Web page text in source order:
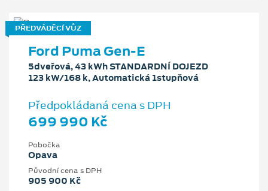
PŘEDVÁDĚCÍ VŮZ
Ford Puma Gen-E
5dveřová, 43 kWh STANDARDNÍ DOJEZD
123 kW/168 k, Automatická 1stupňová
Předpokládaná cena s DPH
699 990 Kč
Pobočka
Opava
Původní cena s DPH
905 900 Kč